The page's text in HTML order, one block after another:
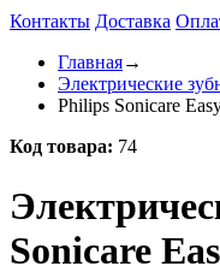
Контакты Доставка
Главная→
Электрические
Philips Sonicare
Код товара: 74
Sonicare